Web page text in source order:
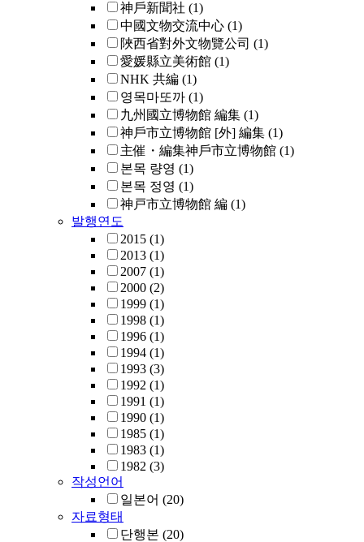
神戶新聞社 (1)
中國文物交流中心 (1)
陜西省對外文物覽公司 (1)
愛媛縣立美術館 (1)
NHK 共編 (1)
영목마또까 (1)
九州國立博物館 編集 (1)
神戶市立博物館 [外] 編集 (1)
主催・編集神戶市立博物館 (1)
본목 량영 (1)
본목 정영 (1)
神戸市立博物館 編 (1)
발행연도
2015 (1)
2013 (1)
2007 (1)
2000 (2)
1999 (1)
1998 (1)
1996 (1)
1994 (1)
1993 (3)
1992 (1)
1991 (1)
1990 (1)
1985 (1)
1983 (1)
1982 (3)
작성언어
일본어 (20)
자료형태
단행본 (20)